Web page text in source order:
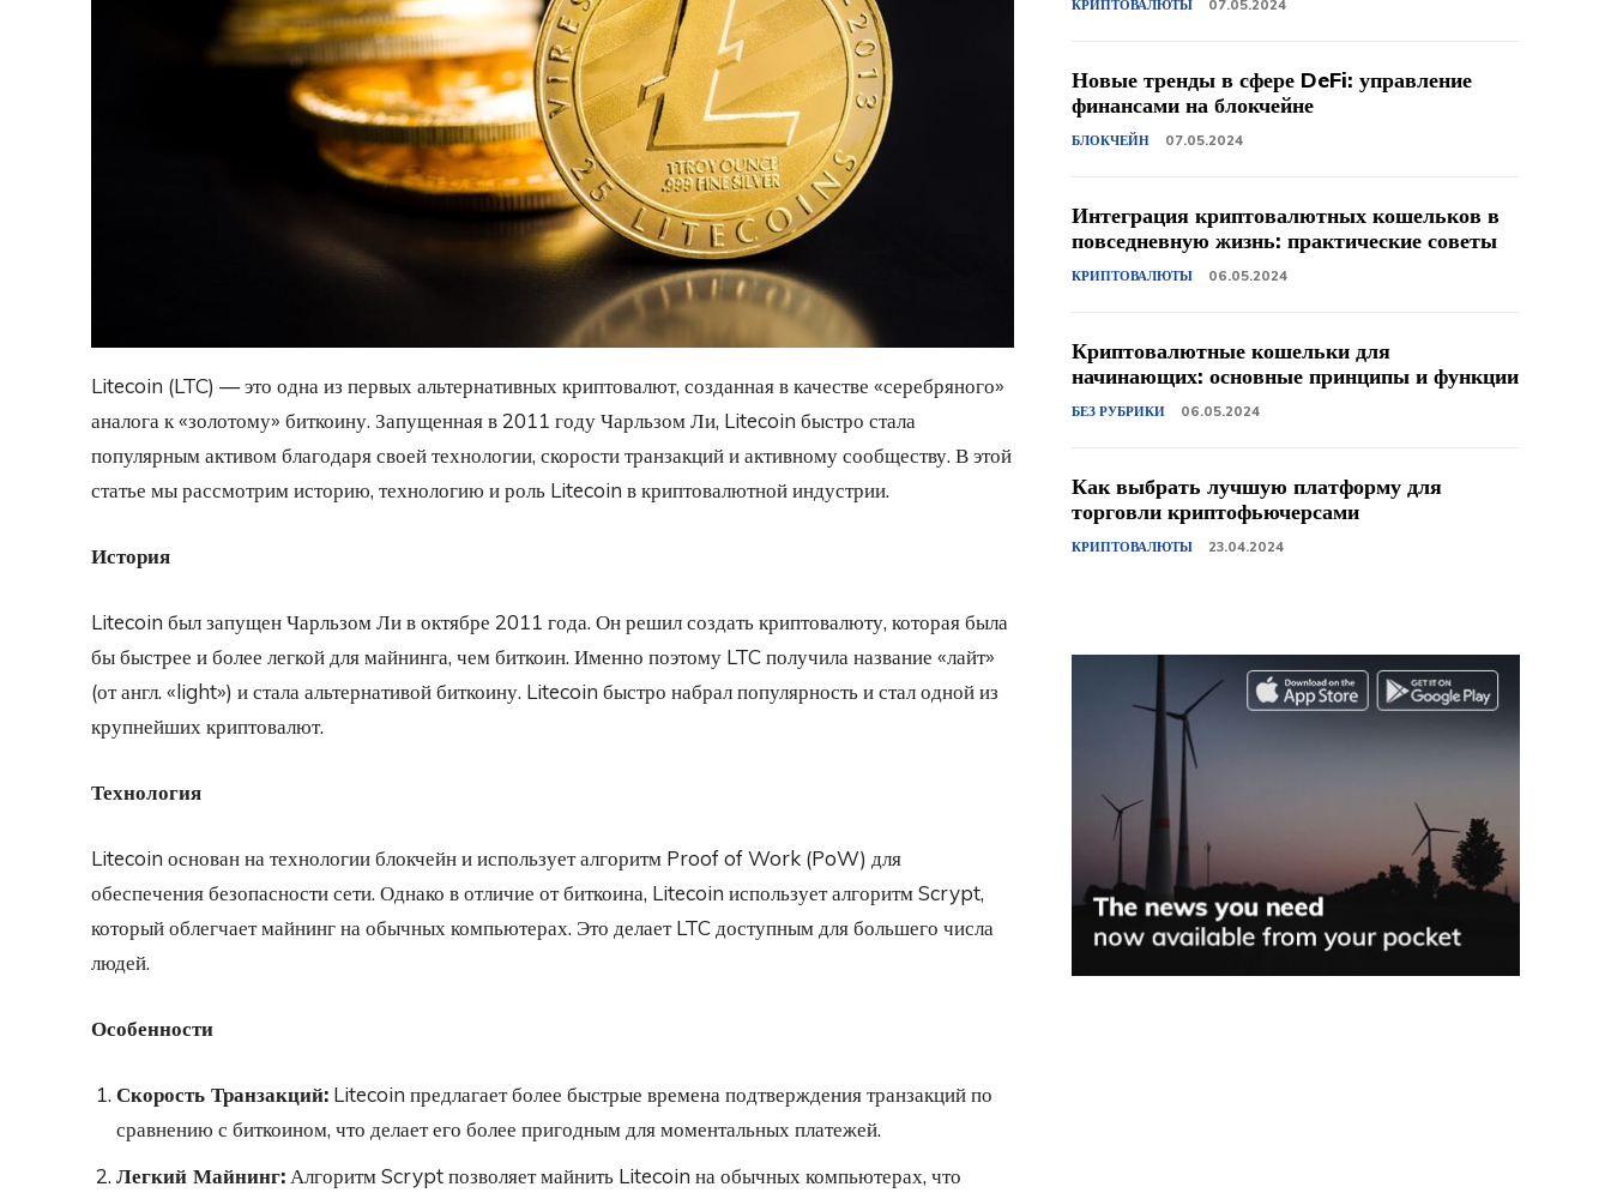
Litecoin (LTC) — это одна из первых альтернативных криптовалют, созданная в качестве «серебряного»
аналога к «золотому» биткоину. Запущенная в 2011 году Чарльзом Ли, Litecoin быстро стала
популярным активом благодаря своей технологии, скорости транзакций и активному сообществу. В этой
статье мы рассмотрим историю, технологию и роль Litecoin в криптовалютной индустрии.
История
Litecoin был запущен Чарльзом Ли в октябре 2011 года. Он решил создать криптовалюту, которая была
бы быстрее и более легкой для майнинга, чем биткоин. Именно поэтому LTC получила название «лайт»
(от англ. «light») и стала альтернативой биткоину. Litecoin быстро набрал популярность и стал одной из
крупнейших криптовалют.
Технология
Litecoin основан на технологии блокчейн и использует алгоритм Proof of Work (PoW) для
обеспечения безопасности сети. Однако в отличие от биткоина, Litecoin использует алгоритм Scrypt,
который облегчает майнинг на обычных компьютерах. Это делает LTC доступным для большего числа
людей.
Особенности
Скорость Транзакций: Litecoin предлагает более быстрые времена подтверждения транзакций по
сравнению с биткоином, что делает его более пригодным для моментальных платежей.
Легкий Майнинг: Алгоритм Scrypt позволяет майнить Litecoin на обычных компьютерах, что
КРИПТОВАЛЮТЫ 07.05.2024
Новые тренды в сфере DeFi: управление
финансами на блокчейне
БЛОКЧЕЙН 07.05.2024
Интеграция криптовалютных кошельков в
повседневную жизнь: практические советы
КРИПТОВАЛЮТЫ 06.05.2024
Криптовалютные кошельки для
начинающих: основные принципы и функции
БЕЗ РУБРИКИ 06.05.2024
Как выбрать лучшую платформу для
торговли криптофьючерсами
КРИПТОВАЛЮТЫ 23.04.2024